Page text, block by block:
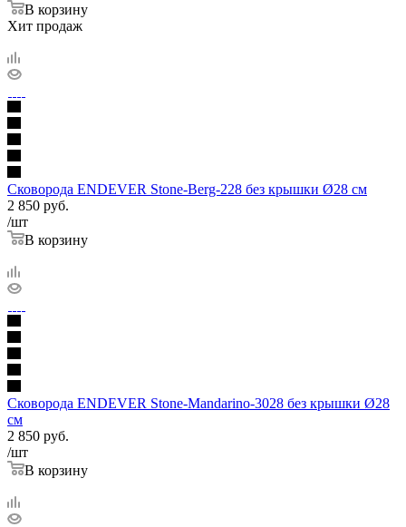
В корзину
Хит продаж
Сковорода ENDEVER Stone-Berg-228 без крышки Ø28 см
2 850 руб.
/шт
В корзину
Сковорода ENDEVER Stone-Mandarino-3028 без крышки Ø28
см
2 850 руб.
/шт
В корзину